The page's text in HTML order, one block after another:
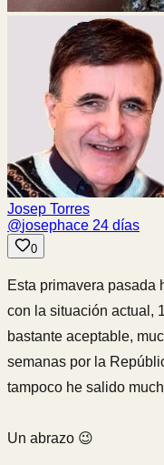
Josep Torres
@josephace 24 días
0
Esta primavera pasada
con la situación actual,
bastante aceptable,
semanas por la
tampoco he salido
Un abrazo 😉